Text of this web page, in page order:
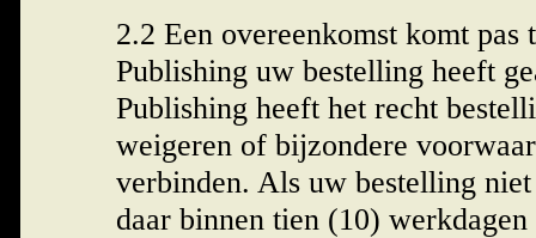
2.2 Een overeenkomst komt
Publishing uw bestelling heeft
Publishing heeft het recht
weigeren of bijzondere
verbinden. Als uw bestelling
daar binnen tien (10)